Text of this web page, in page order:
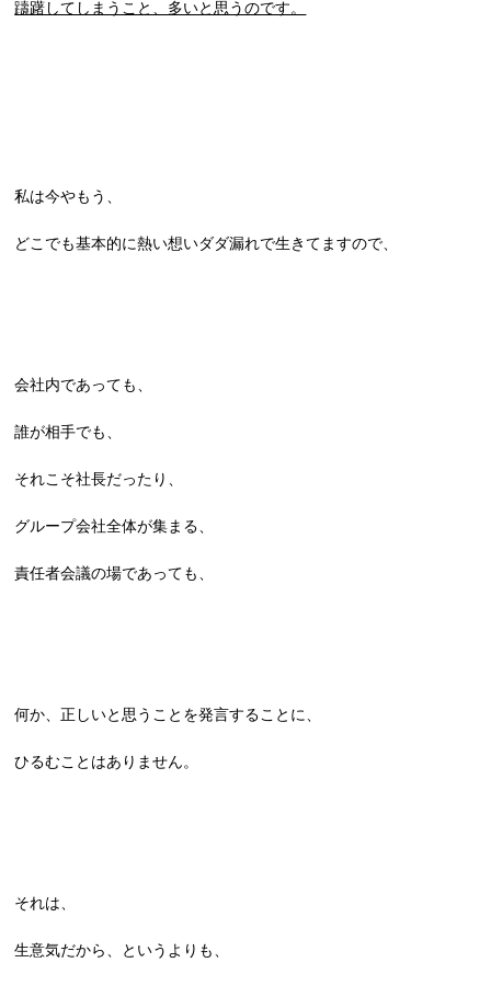
躊躇してしまうこと、多いと思うのです。
私は今やもう、
どこでも基本的に熱い想いダダ漏れで生きてますので、
会社内であっても、
誰が相手でも、
それこそ社長だったり、
グループ会社全体が集まる、
責任者会議の場であっても、
何か、正しいと思うことを発言することに、
ひるむことはありません。
それは、
生意気だから、というよりも、